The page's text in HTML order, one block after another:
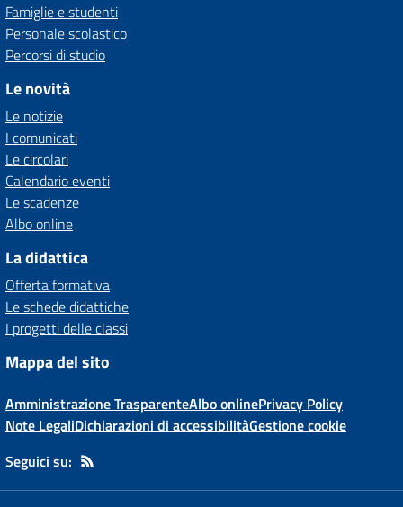
Famiglie e studenti
Personale scolastico
Percorsi di studio
Le novità
Le notizie
I comunicati
Le circolari
Calendario eventi
Le scadenze
Albo online
La didattica
Offerta formativa
Le schede didattiche
I progetti delle classi
Mappa del sito
Amministrazione TrasparenteAlbo onlinePrivacy Policy
Note LegaliDichiarazioni di accessibilitàGestione cookie
Seguici su: